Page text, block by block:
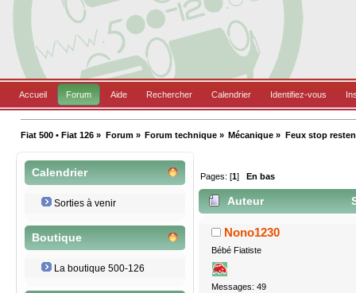
Accueil Forum Aide Rechercher Calendrier Identifiez-vous
Fiat 500 • Fiat 126 » Forum» Forum technique» Mécanique » Feux stop
Calendrier
Sorties à venir
Boutique
La boutique 500-126
Pages: [1] En bas
Auteur
Nono1230
Bébé Fiatiste
Messages: 49